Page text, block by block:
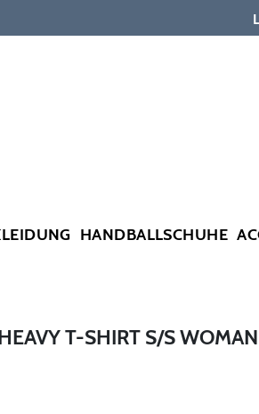
HANDBALLSCHUHE
T-SHIRT S/S WOMAN